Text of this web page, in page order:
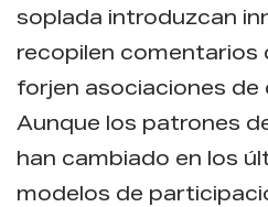
soplada introduzcan
recopilen comentarios
forjen asociaciones de
Aunque los patrones
han cambiado en los
modelos de